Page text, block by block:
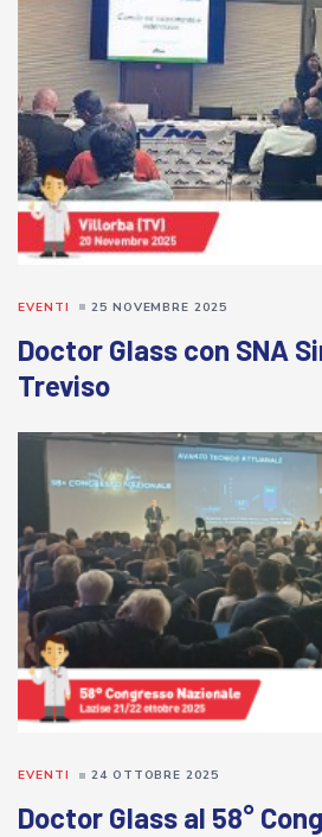
Doctor Glass con SNA
Treviso
EVENTI 25 NOVEMBRE 2025
Doctor Glass al 58°
EVENTI 24 OTTOBRE 2025